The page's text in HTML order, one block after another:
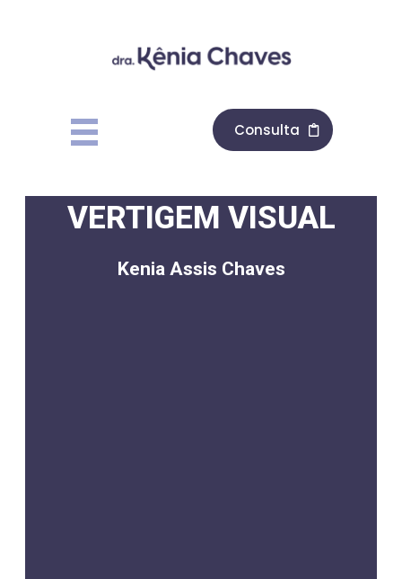
Consulta
VERTIGEM VISUAL
Kenia Assis Chaves